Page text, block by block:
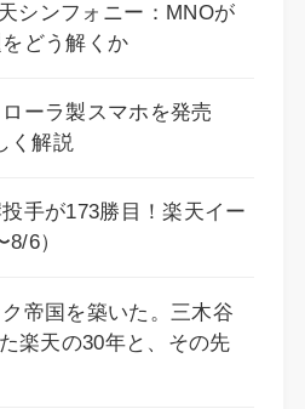
シンフォニー：MNOが
どう解くか
ーラ製スマホを発売
く解説
手が173勝目！楽天イー
6）
帝国を築いた。三木谷
楽天の30年と、その先